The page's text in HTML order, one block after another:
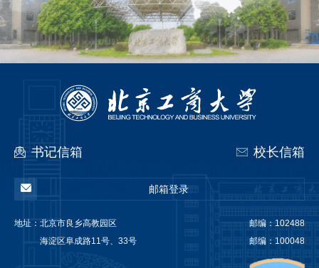
书记信箱 校长信箱
邮箱登录
地址： 北京市良乡高教园区
邮编：102488
海淀区阜成路11号、33号
邮编：100048